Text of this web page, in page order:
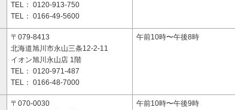
TEL： 0120-913-750
TEL： 0166-49-5600
〒079-8413
北海道旭川市永山三条12-2-11
イオン旭川永山店 1階
TEL： 0120-971-487
TEL： 0166-48-7000
午前10時〜午後8時
〒070-0030
午前10時〜午後9時